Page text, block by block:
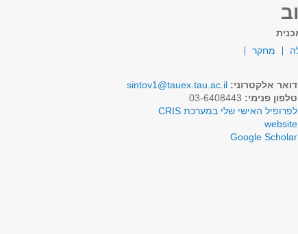
מחקר
דואר אלקטרוני: sintov1@tauex.tau.ac.il
טלפון פנימי:
לפרופיל האישי שלי במערכת CRIS
website
Google Scholar